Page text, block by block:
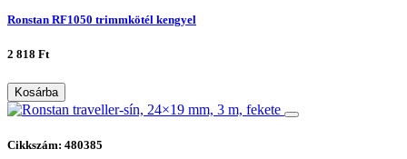
Ronstan RF1050 trimmkötél kengyel
2 818 Ft
Kosárba
Cikkszám: 480385